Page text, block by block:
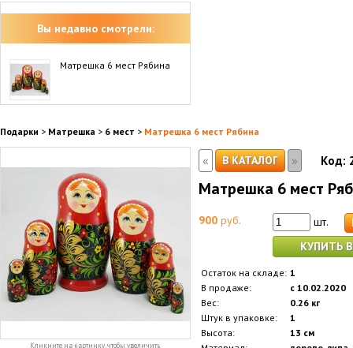
Вы недавно смотрели:
Матрешка 6 мест Рябина
Подарки > Матрешка > 6 мест > Матрешка 6 мест Рябина
Кликните на картинку, чтобы увеличить
« В КАТАЛОГ » Код:
Матрешка 6 мест
900 руб.
шт.
КУПИТЬ
Остаток на складе: 1
В продаже:
с 10.02.2020
Вес:
0.26 кг
Штук в упаковке:
1
Высота:
13 см